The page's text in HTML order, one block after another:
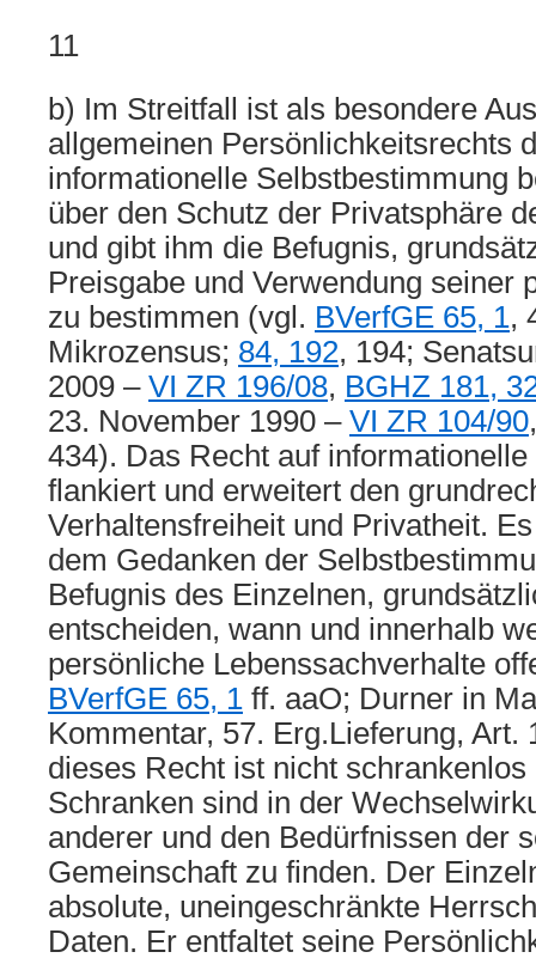
11
b) Im Streitfall ist als besondere
allgemeinen Persönlichkeitsrechts
informationelle Selbstbestimmung
über den Schutz der Privatsphäre
und gibt ihm die Befugnis,
Preisgabe und Verwendung seiner
zu bestimmen (vgl. BVerfGE 65, 1,
Mikrozensus; 84, 192, 194;
2009 – VI ZR 196/08, BGHZ 181,
23. November 1990 – VI ZR 104/90
434). Das Recht auf
flankiert und erweitert den
Verhaltensfreiheit und Privatheit.
dem Gedanken der
Befugnis des Einzelnen,
entscheiden, wann und innerhalb
persönliche Lebenssachverhalte
BVerfGE 65, 1 ff. aaO; Durner in
Kommentar, 57. Erg.Lieferung, Art.
dieses Recht ist nicht
Schranken sind in der
anderer und den Bedürfnissen der
Gemeinschaft zu finden. Der
absolute, uneingeschränkte
Daten. Er entfaltet seine